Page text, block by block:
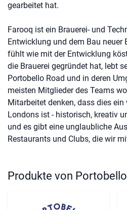
gearbeitet hat.
Farooq ist ein Brauerei- und
Entwicklung und dem Bau neuer
fühlt wie mit der Entwicklung
die Brauerei gegründet hat, lebt
Portobello Road und in deren
meisten Mitglieder des Teams
Mitarbeitet denken, dass dies
Londons ist - historisch, kreativ
und es gibt eine unglaubliche
Restaurants und Clubs, die wir
Produkte von